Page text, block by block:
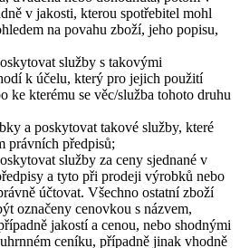
v jakosti, kterou spotřebitel mohl
na povahu zboží, jeho popisu,
služby s takovými
k účelu, který pro jejich použití
ke kterému se věc/služba tohoto druhu
a poskytovat takové služby, které
právních předpisů;
služby za ceny sjednané v
a tyto při prodeji výrobků nebo
účtovat. Všechno ostatní zboží
označeny cenovkou s názvem,
jakostí a cenou, nebo shodnými
ceníku, případně jinak vhodně